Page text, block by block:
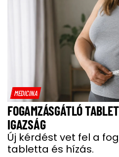
MEDICINA
FOGAMZÁSGÁTLÓ
IGAZSÁG
Új kérdést vet fel a
tabletta és hízás.